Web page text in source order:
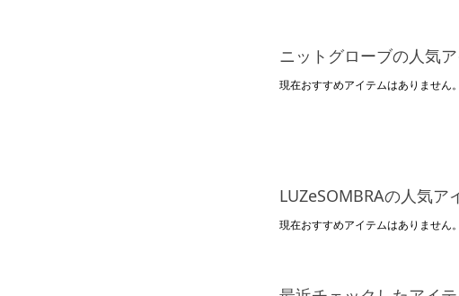
ニットグローブの人気
現在おすすめアイテムはありません
LUZeSOMBRAの人気ア
現在おすすめアイテムはありません